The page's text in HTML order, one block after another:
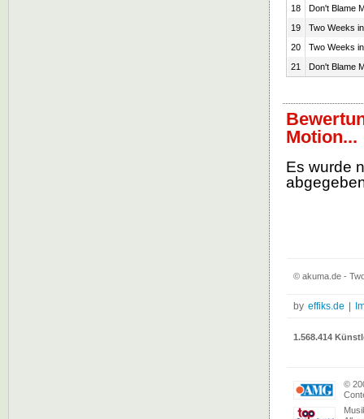
18
Don't Blame
19
Two Weeks
20
Two Weeks
21
Don't Blame
Motion...
Es wurde
© akuma.de -
by effiks.de
1.568.414
©